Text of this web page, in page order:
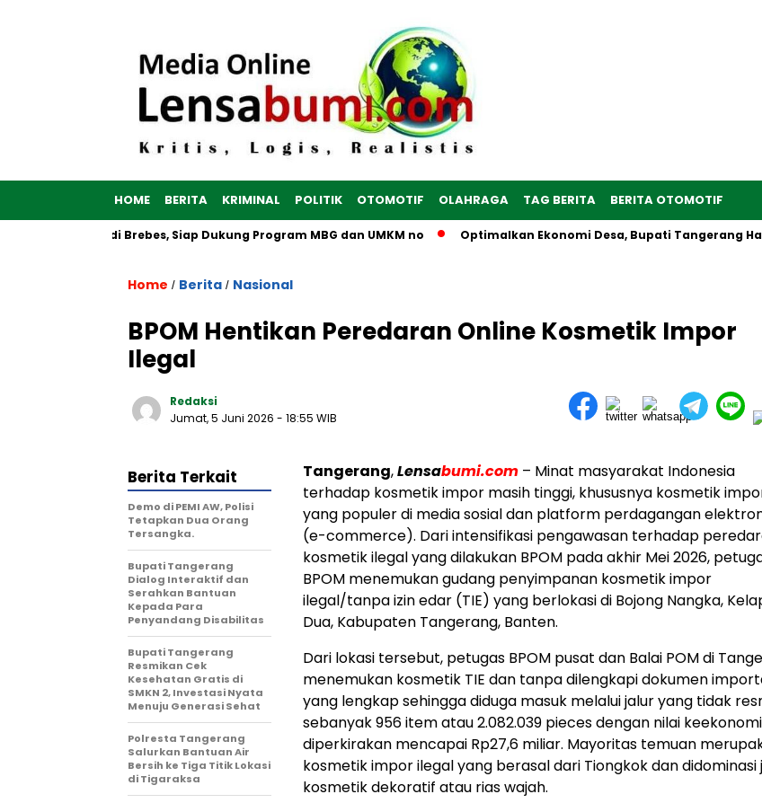
HOME BERITA KRIMINAL POLITIK OTOMOTIF OLAHRAGA TAG BERITA BERITA OTOMOTIF
Dibangun di Brebes, Siap Dukung Program MBG dan UMKM no Optimalkan Ekonomi Desa, Bupati Tangerang Hadiri
Home / Berita / Nasional
BPOM Hentikan Peredaran Online Kosmetik Impor
Ilegal
Redaksi
Jumat, 5 Juni 2026 - 18:55 WIB
Tangerang,Lensabumi.com – Minat masyarakat Indonesia
terhadap kosmetik impor masih tinggi, khususnya kosmetik
yang populer di media sosial dan platform perdagangan
(e-commerce). Dari intensifikasi pengawasan terhadap
kosmetik ilegal yang dilakukan BPOM pada akhir Mei 2026,
BPOM menemukan gudang penyimpanan kosmetik impor
ilegal/tanpa izin edar (TIE) yang berlokasi di Bojong Nangka,
Dua, Kabupaten Tangerang, Banten.
Dari lokasi tersebut, petugas BPOM pusat dan Balai POM di
menemukan kosmetik TIE dan tanpa dilengkapi dokumen
yang lengkap sehingga diduga masuk melalui jalur yang tidak
sebanyak 956 item atau 2.082.039 pieces dengan nilai
diperkirakan mencapai Rp27,6 miliar. Mayoritas temuan
kosmetik impor ilegal yang berasal dari Tiongkok dan didominasi
kosmetik dekoratif atau rias wajah.
Berita Terkait
Demo di PEMI AW, Polisi
Tetapkan Dua Orang
Tersangka.
Bupati Tangerang
Dialog Interaktif dan
Serahkan Bantuan
Kepada Para
Penyandang Disabilitas
‎Bupati Tangerang
Resmikan Cek
Kesehatan Gratis di
SMKN 2, Investasi Nyata
Menuju Generasi Sehat
Polresta Tangerang
Salurkan Bantuan Air
Bersih ke Tiga Titik Lokasi
di Tigaraksa